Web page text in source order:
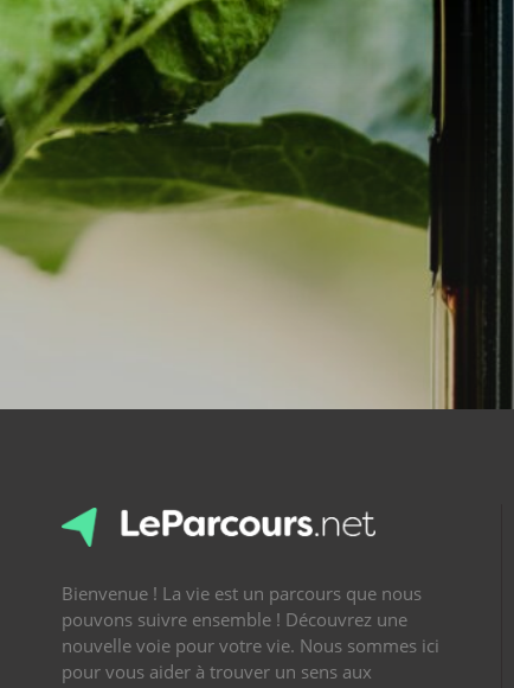
Bienvenue ! La vie est un parcours que nous
pouvons suivre ensemble ! Découvrez une
nouvelle voie pour votre vie. Nous sommes ici
pour vous aider à trouver un sens aux